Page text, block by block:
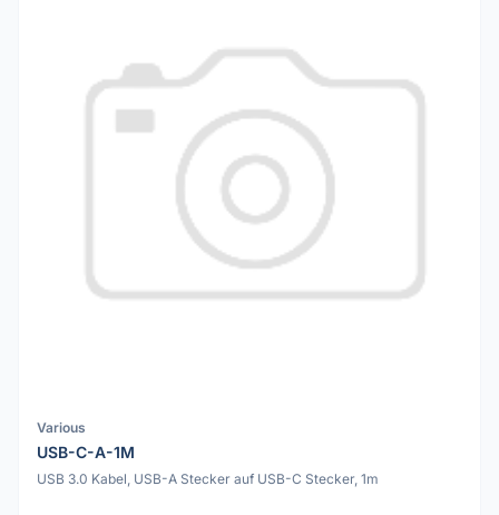
Various
USB-C-A-1M
USB 3.0 Kabel, USB-A Stecker auf USB-C Stecker, 1m